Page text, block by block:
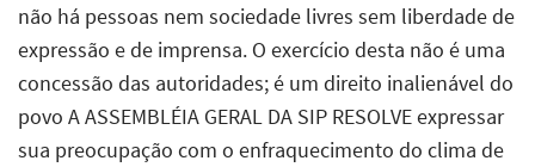
não há pessoas nem sociedade livres sem liberdade de
expressão e de imprensa. O exercício desta não é uma
concessão das autoridades; é um direito inalienável do
povo A ASSEMBLÉIA GERAL DA SIP RESOLVE expressar
sua preocupação com o enfraquecimento do clima de